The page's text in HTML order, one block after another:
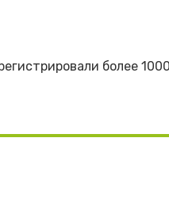
более